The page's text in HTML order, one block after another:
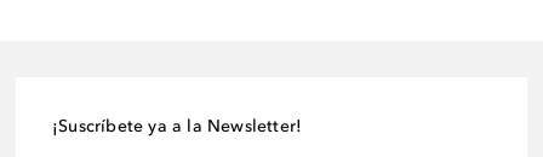
¡Suscríbete ya a la Newsletter!